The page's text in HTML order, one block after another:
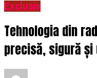
Exclusiv
Tehnologia din
precisă, sigură